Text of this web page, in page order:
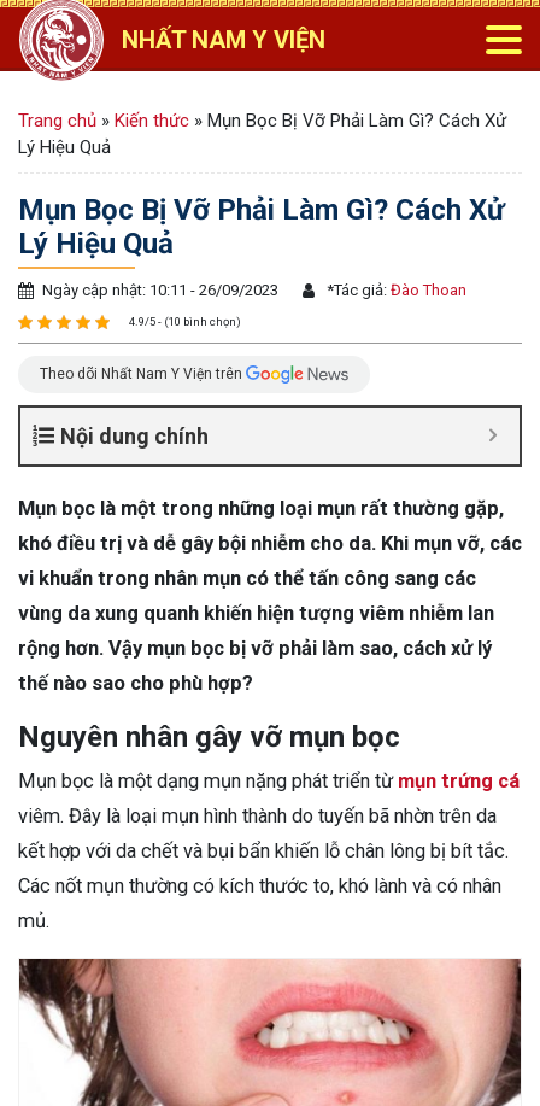
NHẤT NAM Y VIỆN
Trang chủ » Kiến thức » Mụn Bọc Bị Vỡ Phải Làm Gì? Cách Xử
Lý Hiệu Quả
Mụn Bọc Bị Vỡ Phải Làm Gì? Cách Xử
Lý Hiệu Quả
Ngày cập nhật: 10:11 - 26/09/2023 *Tác giả: Đào Thoan
4.9/5 - (10 bình chọn)
Theo dõi Nhất Nam Y Viện trên
Nội dung chính
Mụn bọc là một trong những loại mụn rất thường gặp,
khó điều trị và dễ gây bội nhiễm cho da. Khi mụn vỡ, các
vi khuẩn trong nhân mụn có thể tấn công sang các
vùng da xung quanh khiến hiện tượng viêm nhiễm lan
rộng hơn. Vậy mụn bọc bị vỡ phải làm sao, cách xử lý
thế nào sao cho phù hợp?
Nguyên nhân gây vỡ mụn bọc
Mụn bọc là một dạng mụn nặng phát triển từ mụn trứng cá
viêm. Đây là loại mụn hình thành do tuyến bã nhờn trên da
kết hợp với da chết và bụi bẩn khiến lỗ chân lông bị bít tắc.
Các nốt mụn thường có kích thước to, khó lành và có nhân
mủ.